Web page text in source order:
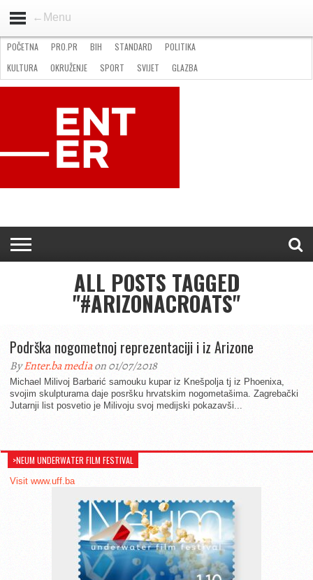
←Menu
STANDARD
GOSPODARSTVO
OKRUŽENJE
POČETNA PRO.PR BIH STANDARD
POLITIKA
KULTURA
OKRUŽENJE SPORT SVIJET
GLAZBA
NATJEČAJI
FILMING LOCATION IN BH KONTAKT
ALL POSTS TAGGED
"#ARIZONACROATS"
Podrška nogometnoj reprezentaciji i iz Arizone
ByEnter.ba mediaon 01/07/2018
Michael Milivoj Barbarić samouku kupar iz Knešpolja tj iz Phoenixa,
svojim skulpturama daje posršku hrvatskim nogometašima. Zagrebački
Jutarnji list posvetio je Milivoju svoj medijski pokazavši...
>NEUM UNDERWATER FILM FESTIVAL
Visit www.uff.ba